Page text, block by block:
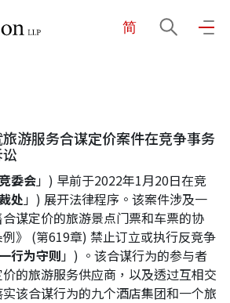
简
关于我们
业务领域
我们的团队
游服务合谋定价案件在竞争事务
委会」) 早前于2022年1月20日在竞
处」) 展开法律程序。该案件涉及一
谋定价的旅游景点门票和车票的协
》 (第619章) 禁止订立或执行反竞争
行为守则」) 。该合谋行为的参与者
的旅游服务供应商，以及透过互相交
该合谋行为的九个酒店集团和一个旅